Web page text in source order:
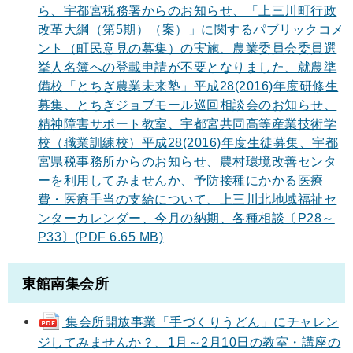
ら、宇都宮税務署からのお知らせ、「上三川町行政
改革大綱（第5期）（案）」に関するパブリックコメ
ント（町民意見の募集）の実施、農業委員会委員選
挙人名簿への登載申請が不要となりました、就農準
備校「とちぎ農業未来塾」平成28(2016)年度研修生
募集、とちぎジョブモール巡回相談会のお知らせ、
精神障害サポート教室、宇都宮共同高等産業技術学
校（職業訓練校）平成28(2016)年度生徒募集、宇都
宮県税事務所からのお知らせ、農村環境改善センタ
ーを利用してみませんか、予防接種にかかる医療
費・医療手当の支給について、上三川北地域福祉セ
ンターカレンダー、今月の納期、各種相談〔P28～
P33〕(PDF 6.65 MB)
東館南集会所
集会所開放事業「手づくりうどん」にチャレン
ジしてみませんか？、1月～2月10日の教室・講座の